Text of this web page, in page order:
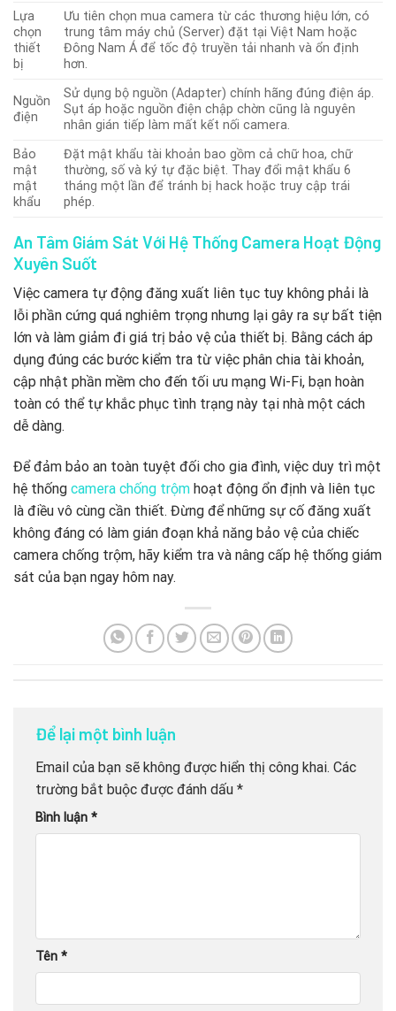
Lựa
chọn
thiết
bị
Ưu tiên chọn mua camera từ các thương hiệu lớn, có
trung tâm máy chủ (Server) đặt tại Việt Nam hoặc
Đông Nam Á để tốc độ truyền tải nhanh và ổn định
hơn.
Nguồn
điện
Sử dụng bộ nguồn (Adapter) chính hãng đúng điện áp.
Sụt áp hoặc nguồn điện chập chờn cũng là nguyên
nhân gián tiếp làm mất kết nối camera.
Bảo
mật
mật
khẩu
Đặt mật khẩu tài khoản bao gồm cả chữ hoa, chữ
thường, số và ký tự đặc biệt. Thay đổi mật khẩu 6
tháng một lần để tránh bị hack hoặc truy cập trái
phép.
An Tâm Giám Sát Với Hệ Thống Camera Hoạt Động
Xuyên Suốt
Việc camera tự động đăng xuất liên tục tuy không phải là
lỗi phần cứng quá nghiêm trọng nhưng lại gây ra sự bất tiện
lớn và làm giảm đi giá trị bảo vệ của thiết bị. Bằng cách áp
dụng đúng các bước kiểm tra từ việc phân chia tài khoản,
cập nhật phần mềm cho đến tối ưu mạng Wi-Fi, bạn hoàn
toàn có thể tự khắc phục tình trạng này tại nhà một cách
dễ dàng.
Để đảm bảo an toàn tuyệt đối cho gia đình, việc duy trì một
hệ thống camera chống trộm hoạt động ổn định và liên tục
là điều vô cùng cần thiết. Đừng để những sự cố đăng xuất
không đáng có làm gián đoạn khả năng bảo vệ của chiếc
camera chống trộm, hãy kiểm tra và nâng cấp hệ thống giám
sát của bạn ngay hôm nay.
Để lại một bình luận
Email của bạn sẽ không được hiển thị công khai. Các
trường bắt buộc được đánh dấu *
Bình luận *
Tên *